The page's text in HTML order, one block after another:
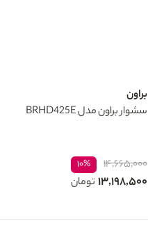
براون
سشوار براون مدل BRHD425E
۱۴,۶۶۵,۰۰۰ ۱۰%
۱۳,۱۹۸,۵۰۰ تومان